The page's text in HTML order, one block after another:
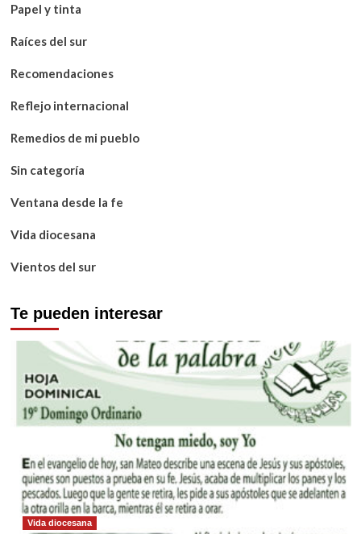
Papel y tinta
Raíces del sur
Recomendaciones
Reflejo internacional
Remedios de mi pueblo
Sin categoría
Ventana desde la fe
Vida diocesana
Vientos del sur
Te pueden interesar
Vida diocesana